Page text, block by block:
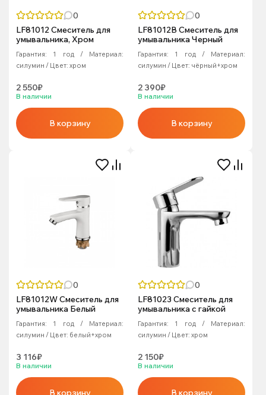
0
LF81012 Смеситель для
умывальника, Хром
Гарантия: 1 год
Материал:
силумин
Цвет: хром
2 550₽
В наличии
В корзину
0
LF81012B Смеситель для
умывальника Черный
Гарантия: 1 год
Материал:
силумин
Цвет: чёрный+хром
2 390₽
В наличии
В корзину
0
LF81012W Смеситель для
умывальника Белый
Гарантия: 1 год
Материал:
силумин
Цвет: белый+хром
3 116₽
В наличии
В корзину
0
LF81023 Смеситель для
умывальника с гайкой
Гарантия: 1 год
Материал:
силумин
Цвет: хром
2 150₽
В наличии
В корзину